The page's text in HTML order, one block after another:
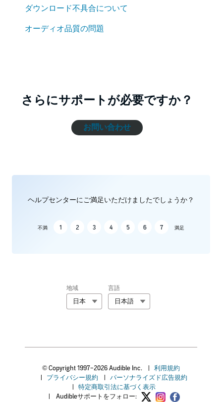
ダウンロード不具合について
オーディオ品質の問題
さらにサポートが必要ですか？
お問い合わせ
ヘルプセンターにご満足いただけましたでしょうか？
不満 1 2 3 4 5 6 7 満足
地域
日本
言語
日本語
© Copyright 1997–2026 Audible Inc.
利用規約
プライバシー規約
パーソナライズド広告規約
特定商取引法に基づく表示
Audibleサポートをフォロー: